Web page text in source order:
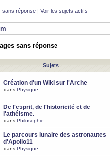
sans réponse | Voir les sujets actifs
sans réponse
Sujets
Création d'un Wiki sur l'Arche
dans Physique
De l'esprit, de l'historicité et de
l'athéisme.
dans Philosophie
Le parcours lunaire des astronautes
d'Apollo11
dans Physique